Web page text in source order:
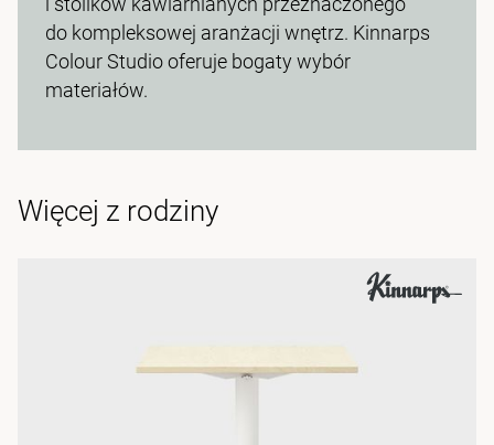
do kompleksowej aranżacji wnętrz. Kinnarps
Colour Studio oferuje bogaty wybór
materiałów.
Więcej z rodziny